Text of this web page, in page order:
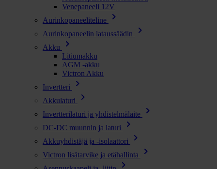
Venepaneeli 12V
Aurinkopaneeliteline
chevron_right
Aurinkopaneelin lataussäädin chevron_right
Akku chevron_right
Litiumakku
AGM -akku
Victron Akku
Invertteri
chevron_right
Akkulaturi chevron_right
Invertterilaturi ja yhdistelmälaite chevron_right
DC-DC muunnin ja laturi chevron_right
Akkuyhdistäjä ja -isolaattori chevron_right
Victron lisätarvike ja etähallinta chevron_right
chevron_right